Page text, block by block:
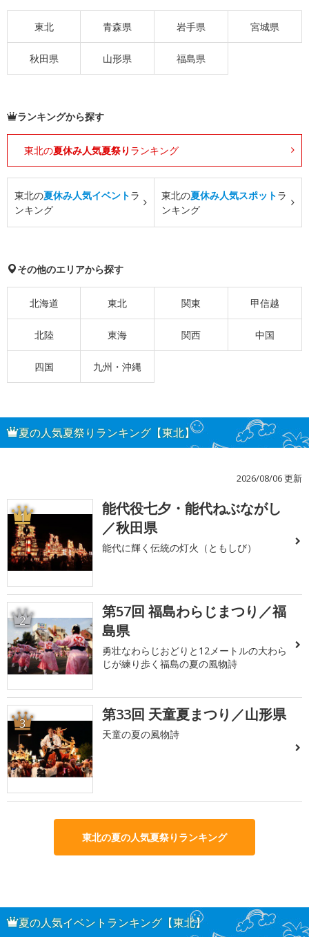
東北 青森県 岩手県 宮城県
秋田県 山形県 福島県
ランキングから探す
東北の夏休み人気夏祭り ランキング
東北の夏休み人気イベントラ
ンキング
東北の夏休み人気スポットラ
ンキング
その他のエリアから探す
北海道 東北 関東 甲信越
北陸 東海 関西 中国
四国 九州・沖縄
夏の人気夏祭りランキング【東北】
2026/08/06 更新
1
能代役七夕・能代ねぶながし
／秋田県
能代に輝く伝統の灯火（ともしび）
2
第57回 福島わらじまつり／福
島県
勇壮なわらじおどりと12メートルの大わら
じが練り歩く福島の夏の風物詩
3 第33回 天童夏まつり／山形県
天童の夏の風物詩
東北の夏の人気夏祭りランキング
夏の人気イベントランキング【東北】